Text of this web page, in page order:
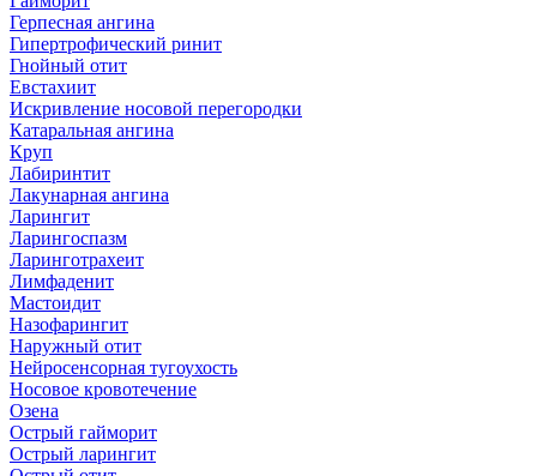
Герпесная ангина
Гипертрофический ринит
Гнойный отит
Евстахиит
Искривление носовой перегородки
Катаральная ангина
Круп
Лабиринтит
Лакунарная ангина
Ларингит
Ларингоспазм
Ларинготрахеит
Лимфаденит
Мастоидит
Назофарингит
Наружный отит
Нейросенсорная тугоухость
Носовое кровотечение
Озена
Острый гайморит
Острый ларингит